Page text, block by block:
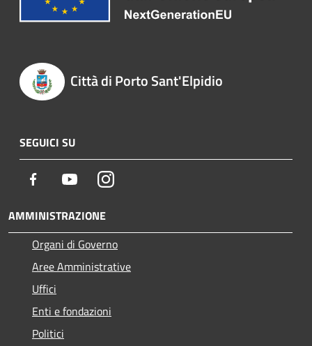
Città di Porto Sant'Elpidio
SEGUICI SU
Facebook YoutubeInstagram
AMMINISTRAZIONE
Organi di Governo
Aree Amministrative
Uffici
Enti e fondazioni
Politici